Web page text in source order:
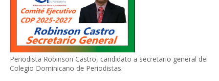
Periodista Robinson Castro, candidato a secretario general del
Colegio Dominicano de Periodistas.